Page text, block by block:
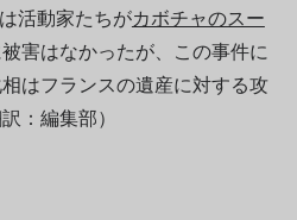
活動家たちがカボチャのスー
害はなかったが、この事件に
はフランスの遺産に対する攻
：編集部）